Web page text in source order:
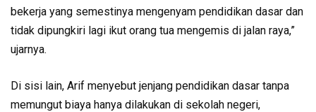
bekerja yang semestinya mengenyam pendidikan dasar dan
tidak dipungkiri lagi ikut orang tua mengemis di jalan raya,”
ujarnya.
Di sisi lain, Arif menyebut jenjang pendidikan dasar tanpa
memungut biaya hanya dilakukan di sekolah negeri,